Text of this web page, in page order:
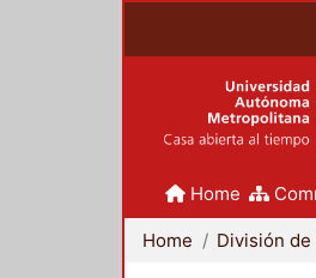
Home
Home